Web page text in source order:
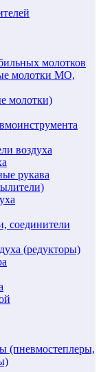
молотков
молотки МО,
молотки)
воздуха
рукава
соединители
(редукторы)
(пневмостеплеры,